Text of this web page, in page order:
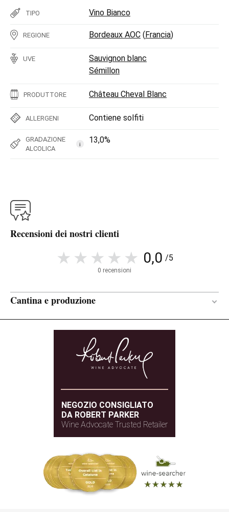
TIPO Vino Bianco
REGIONE Bordeaux AOC (Francia)
UVE
Sauvignon blanc
Sémillon
PRODUTTORE Château Cheval Blanc
ALLERGENI Contiene solfiti
GRADAZIONE
ALCOLICA
i 13,0%
Recensioni dei nostri clienti
0,0 /5
0 recensioni
Cantina e produzione
AFFINAMENTO
Rovere francese
NEGOZIO CONSIGLIATO
DA ROBERT PARKER
Wine Advocate Trusted Retailer